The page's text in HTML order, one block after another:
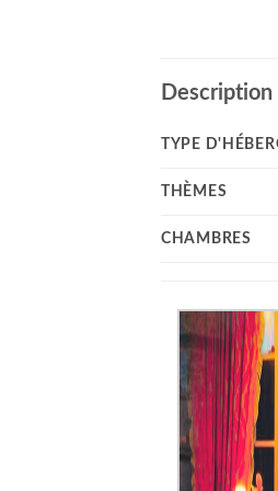
TYPE
THÈMES
CHAMBRES